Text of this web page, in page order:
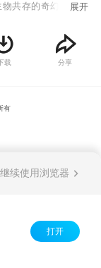
共存的奇幻校园。
机的办法，却意外
。然而危机接踵而
破屏障涌入校园，
操控。当最终BOSS
老师，怪物学院的师
展开
载 分享
有
继续使用浏览器
打开